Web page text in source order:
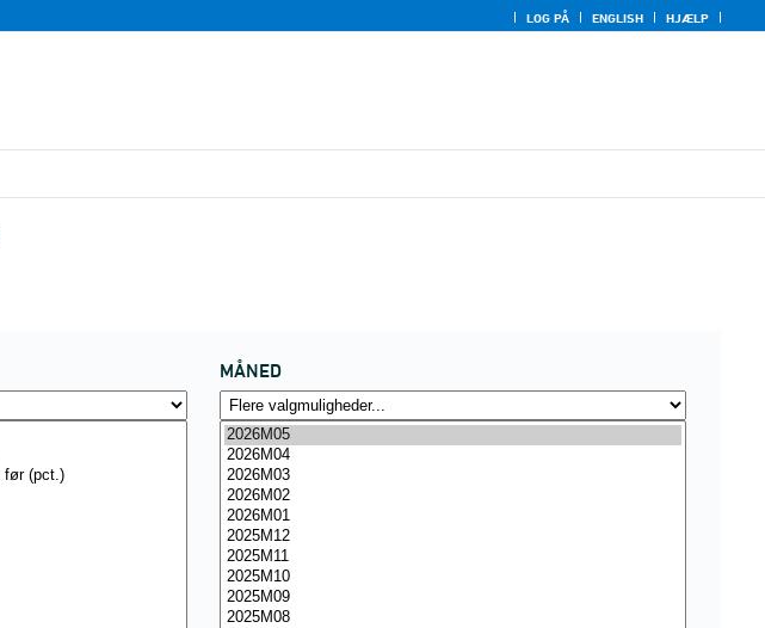
LOG PÅ ENGLISH HJÆLP
MÅNED